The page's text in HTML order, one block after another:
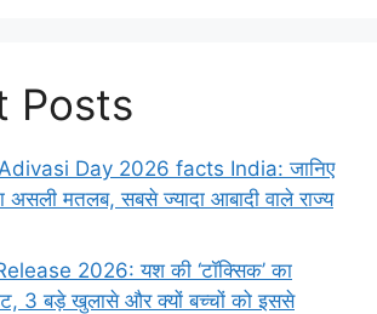
Posts
Day 2026 facts India: जानिए
असली मतलब, सबसे ज्यादा आबादी वाले राज्य
2026: यश की ‘टॉक्सिक’ का
3 बड़े खुलासे और क्यों बच्चों को इससे